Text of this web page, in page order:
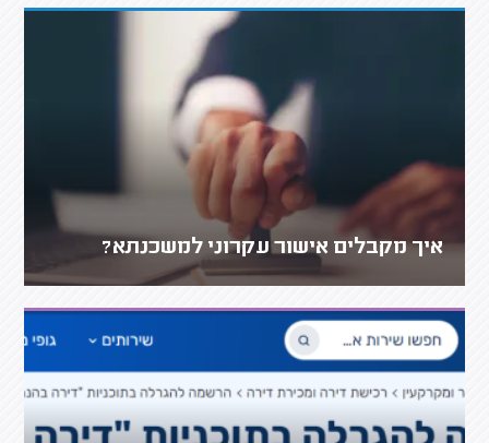
איך מקבלים אישור עקרוני למשכנתא?